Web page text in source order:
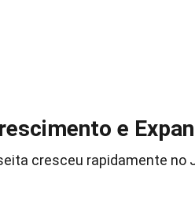
e
cresceu rapidamente no